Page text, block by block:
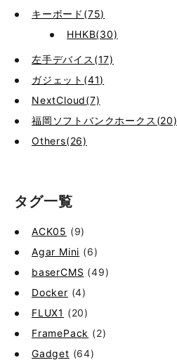
キーボード(75)
HHKB(30)
左手デバイス(17)
ガジェット(41)
NextCloud(7)
福岡ソフトバンクホークス(20)
Others(26)
タグ一覧
ACK05 (9)
Agar Mini (6)
baserCMS (49)
Docker (4)
FLUX1 (20)
FramePack (2)
Gadget (64)